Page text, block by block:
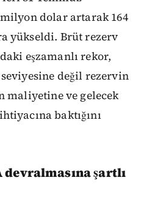
dolar artarak 164
yükseldi. Brüt rezerv
eşzamanlı rekor,
değil rezervin
maliyetine ve gelecek
baktığını
şartlı